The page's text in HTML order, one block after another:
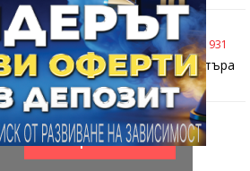
ние използваме
информация
Приемам
часа 1043 931
тоя на снимката и ако министъра
е с мафията.